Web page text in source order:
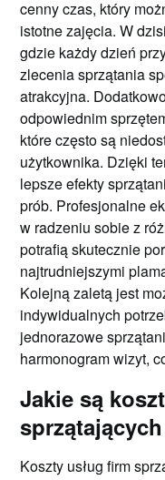
cenny czas, który
istotne zajęcia. W
gdzie każdy dzień
zlecenia sprzątania
atrakcyjna.
odpowiednim
które często są
użytkownika. Dzięki
lepsze efekty
prób. Profesjonalne
w radzeniu sobie z
potrafią skutecznie
najtrudniejszymi
Kolejną zaletą jest
indywidualnych
jednorazowe
harmonogram wizyt,
Jakie są
Koszty usług firm